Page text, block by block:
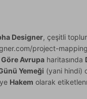
Designer, çeşitli
project-
Avrupa haritasında
Yemeği (yani hindi)
Hakem olarak